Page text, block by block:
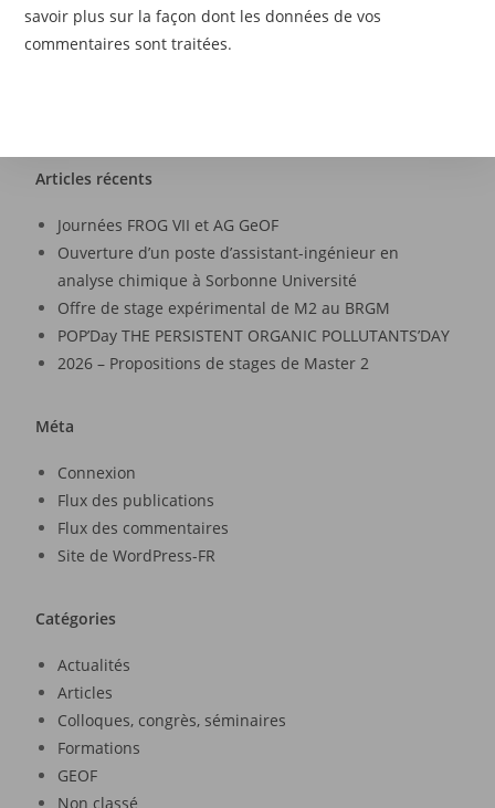
savoir plus sur la façon dont les données de vos
commentaires sont traitées.
Articles récents
Journées FROG VII et AG GeOF
Ouverture d’un poste d’assistant-ingénieur en
analyse chimique à Sorbonne Université
Offre de stage expérimental de M2 au BRGM
POP’Day THE PERSISTENT ORGANIC POLLUTANTS’DAY
2026 – Propositions de stages de Master 2
Méta
Connexion
Flux des publications
Flux des commentaires
Site de WordPress-FR
Catégories
Actualités
Articles
Colloques, congrès, séminaires
Formations
GEOF
Non classé